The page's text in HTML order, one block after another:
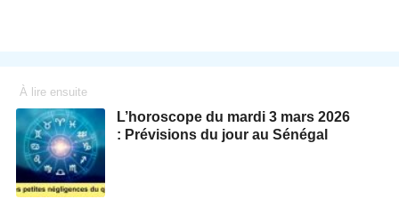
À lire ensuite
L’horoscope du mardi 3 mars 2026
: Prévisions du jour au Sénégal